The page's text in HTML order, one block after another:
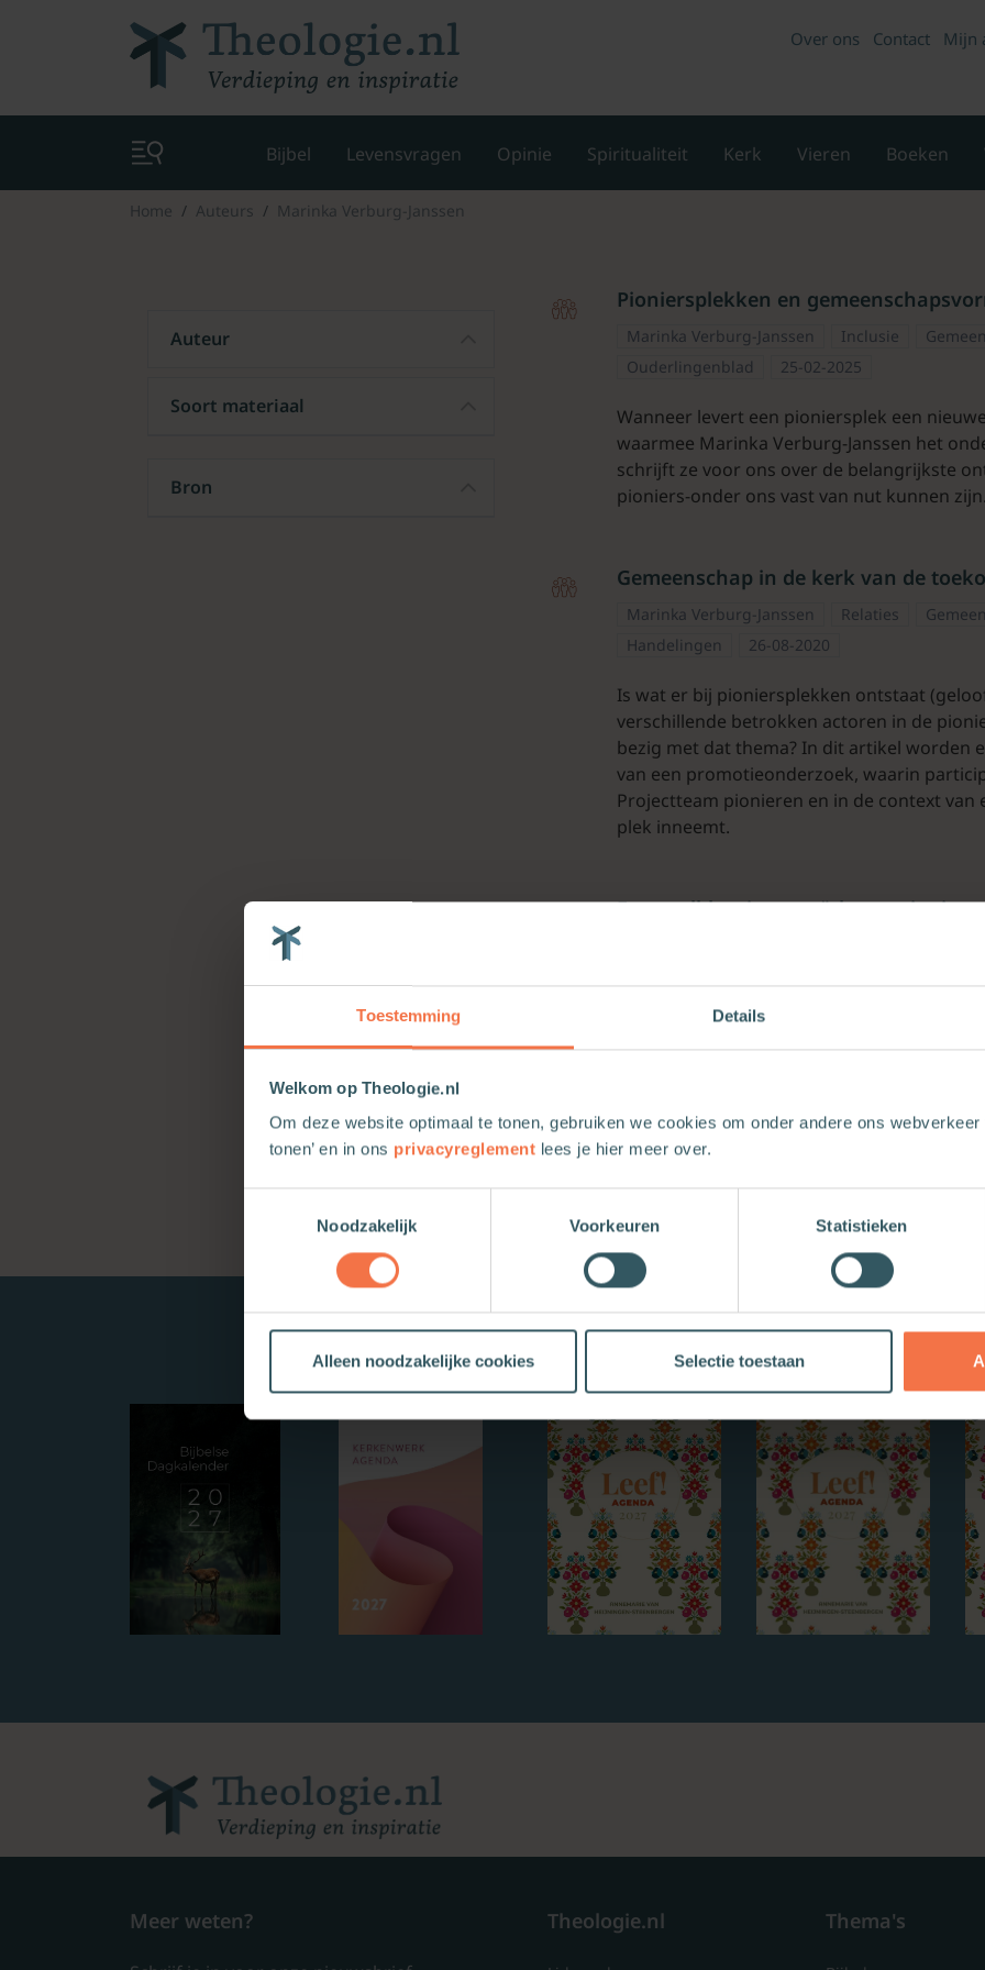
Toestemming Details
Welkom op Theologie.nl
Om deze website optimaal te tonen, gebruiken we cookies om onder andere ons webverkeer
tonen’ en in ons privacyreglement lees je hier meer over.
Noodzakelijk
Voorkeuren Statistieken
Alleen noodzakelijke cookies Selectie toestaan
Over ons Contact Mijn
Bijbel Levensvragen Opinie Spiritualiteit Kerk Vieren Boeken
Home Auteurs Marinka Verburg-Janssen
Auteur
Soort materiaal
Bron
Pioniersplekken en
Marinka Verburg-Janssen Inclusie
Ouderlingenblad
25-02-2025
Wanneer levert een pioniersplek een
waarmee Marinka Verburg-Janssen het
schrijft ze voor ons over de belangrijkste
pioniers-onder ons vast van nut kunnen zijn.
Gemeenschap in de kerk van de
Marinka Verburg-Janssen Relaties
Handelingen
26-08-2020
Is wat er bij pioniersplekken ontstaat
verschillende betrokken actoren in de
bezig met dat thema? In dit artikel worden
van een promotieonderzoek, waarin
Projectteam pionieren en in de context
plek inneemt.
Een veelkleurig mozaïek van
In de serie over pioniersplekken maken we
wat ís eigenlijk een pioniersplek? wie
en beleven ze daar? hoe wordt, nu en in
Nieuwe boeken
Meer weten? Theologie.nl Thema's